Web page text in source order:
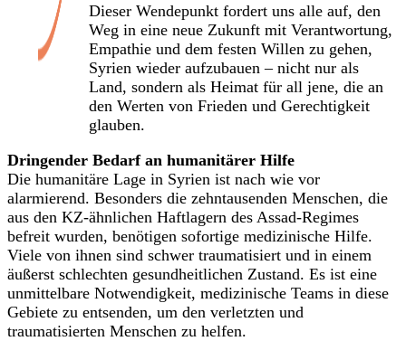
Dieser Wendepunkt fordert uns alle auf, den
Weg in eine neue Zukunft mit Verantwortung,
Empathie und dem festen Willen zu gehen,
Syrien wieder aufzubauen – nicht nur als
Land, sondern als Heimat für all jene, die an
den Werten von Frieden und Gerechtigkeit
glauben.
Dringender Bedarf an humanitärer Hilfe
Die humanitäre Lage in Syrien ist nach wie vor
alarmierend. Besonders die zehntausenden Menschen, die
aus den KZ-ähnlichen Haftlagern des Assad-Regimes
befreit wurden, benötigen sofortige medizinische Hilfe.
Viele von ihnen sind schwer traumatisiert und in einem
äußerst schlechten gesundheitlichen Zustand. Es ist eine
unmittelbare Notwendigkeit, medizinische Teams in diese
Gebiete zu entsenden, um den verletzten und
traumatisierten Menschen zu helfen.